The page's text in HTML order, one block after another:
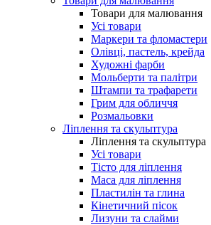
Товари для малювання
Усі товари
Маркери та фломастери
Олівці, пастель, крейда
Художні фарби
Мольберти та палітри
Штампи та трафарети
Грим для обличчя
Розмальовки
Ліплення та скульптура
Ліплення та скульптура
Усі товари
Тісто для ліплення
Маса для ліплення
Пластилін та глина
Кінетичний пісок
Лизуни та слайми